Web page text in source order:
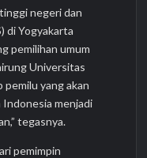
negeri dan
di Yogyakarta
pemilihan umum
Universitas
pemilu yang akan
Indonesia menjadi
tegasnya.
pemimpin